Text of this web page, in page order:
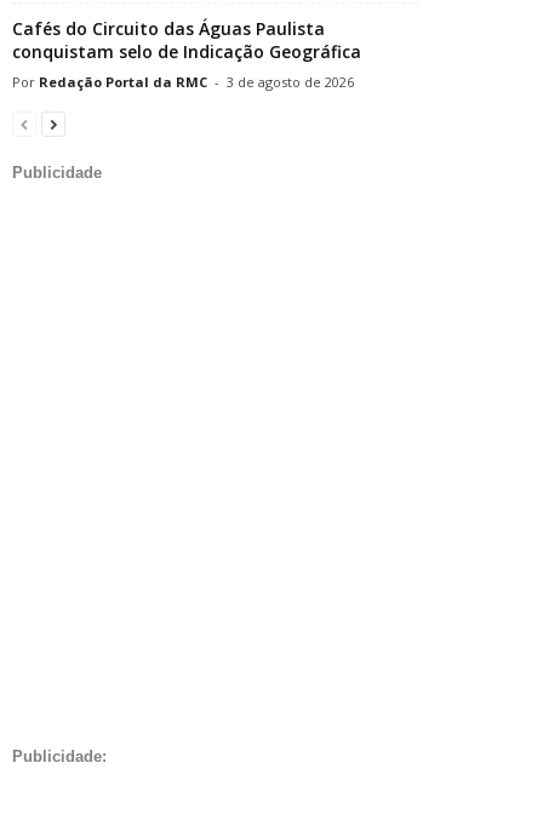
Cafés do Circuito das Águas Paulista
conquistam selo de Indicação Geográfica
Redação Portal da RMC - 3 de agosto de 2026
Publicidade
Publicidade: